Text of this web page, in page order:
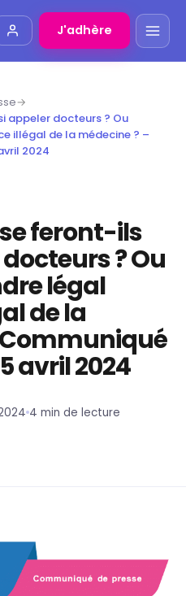
J'adhère
→
appeler docteurs ? Ou
illégal de la médecine ? –
2024
feront-ils
? Ou
légal
de la
avril 2024
4 min de lecture